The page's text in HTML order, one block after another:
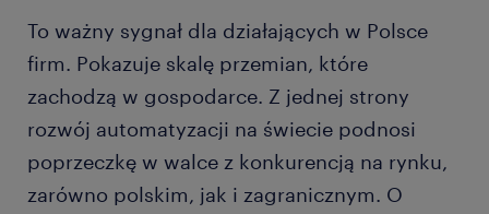
To ważny sygnał dla działających w Polsce
firm. Pokazuje skalę przemian, które
zachodzą w gospodarce. Z jednej strony
rozwój automatyzacji na świecie podnosi
poprzeczkę w walce z konkurencją na rynku,
zarówno polskim, jak i zagranicznym. O